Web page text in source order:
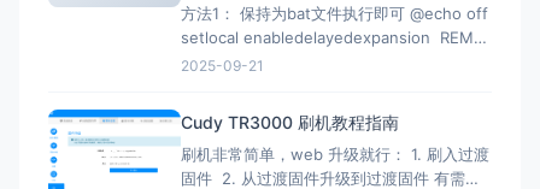
方法1： 保持为bat文件执行即可 @echo off
setlocal enabledelayedexpansion REM
Verify administrator privileges net
2025-09-21
Cudy TR3000 刷机教程指南
刷机非常简单，web 升级就行： 1. 刷入过渡
固件 2. 从过渡固件升级到过渡固件 有需要